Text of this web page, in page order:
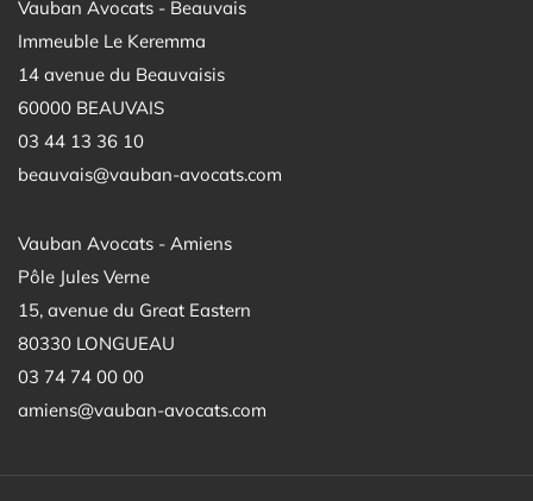
Vauban Avocats - Beauvais
Immeuble Le Keremma
14 avenue du Beauvaisis
60000 BEAUVAIS
03 44 13 36 10
beauvais@vauban-avocats.com
Vauban Avocats - Amiens
Pôle Jules Verne
15, avenue du Great Eastern
80330 LONGUEAU
03 74 74 00 00
amiens@vauban-avocats.com